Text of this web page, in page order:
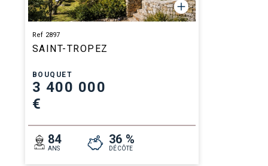
Ref 2897
SAINT-TROPEZ
BOUQUET
3 400 000
€
84
ANS
36 %
DÉCÔTE